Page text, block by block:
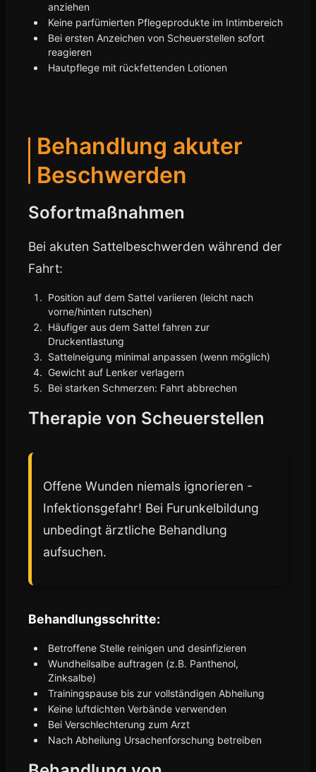
anziehen
Keine parfümierten Pflegeprodukte im Intimbereich
Bei ersten Anzeichen von Scheuerstellen sofort
reagieren
Hautpflege mit rückfettenden Lotionen
Behandlung akuter
Beschwerden
Sofortmaßnahmen
Bei akuten Sattelbeschwerden während der
Fahrt:
Position auf dem Sattel variieren (leicht nach
vorne/hinten rutschen)
Häufiger aus dem Sattel fahren zur
Druckentlastung
Sattelneigung minimal anpassen (wenn möglich)
Gewicht auf Lenker verlagern
Bei starken Schmerzen: Fahrt abbrechen
Therapie von Scheuerstellen
Offene Wunden niemals ignorieren -
Infektionsgefahr! Bei Furunkelbildung
unbedingt ärztliche Behandlung
aufsuchen.
Behandlungsschritte:
Betroffene Stelle reinigen und desinfizieren
Wundheilsalbe auftragen (z.B. Panthenol,
Zinksalbe)
Trainingspause bis zur vollständigen Abheilung
Keine luftdichten Verbände verwenden
Bei Verschlechterung zum Arzt
Nach Abheilung Ursachenforschung betreiben